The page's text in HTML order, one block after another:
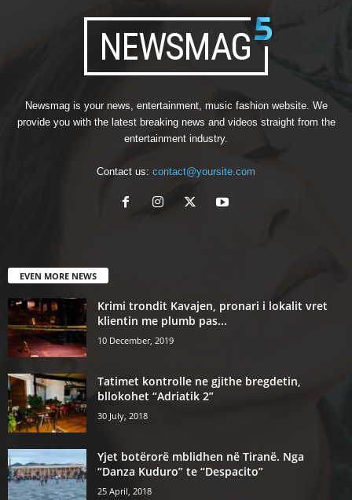
Newsmag is your news, entertainment, music fashion website. We
provide you with the latest breaking news and videos straight from the
entertainment industry.
Contact us: contact@yoursite.com
EVEN MORE NEWS
Krimi trondit Kavajen, pronari i lokalit vret
klientin me plumb pas...
10 December, 2019
Tatimet kontrolle ne gjithe bregdetin,
bllokohet “Adriatik 2”
30 July, 2018
Yjet botërorë mblidhen në Tiranë. Nga
“Danza Kuduro” te “Despacito”
25 April, 2018